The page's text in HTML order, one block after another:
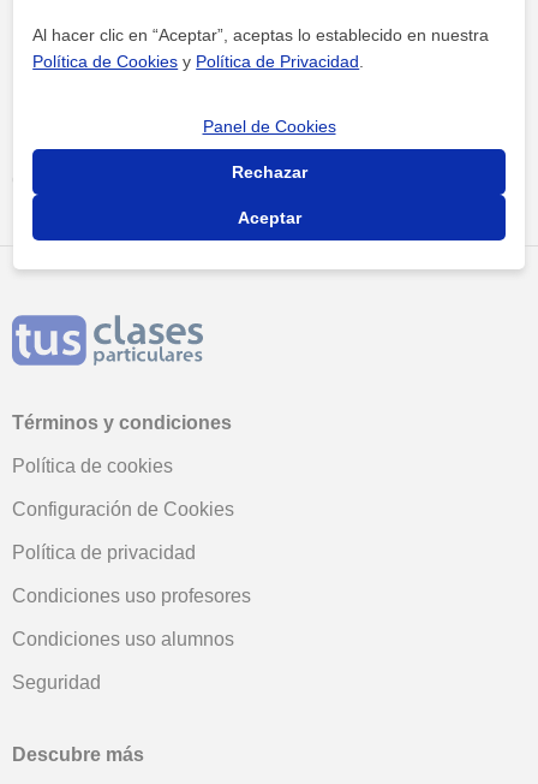
Términos y condiciones
Política de cookies
Configuración de Cookies
Política de privacidad
Condiciones uso profesores
Condiciones uso alumnos
Seguridad
Descubre más
Al hacer clic en “Aceptar”, aceptas lo establecido en nuestra
Política de Cookies y Política de Privacidad
Panel de Cookies
Rechazar
Aceptar